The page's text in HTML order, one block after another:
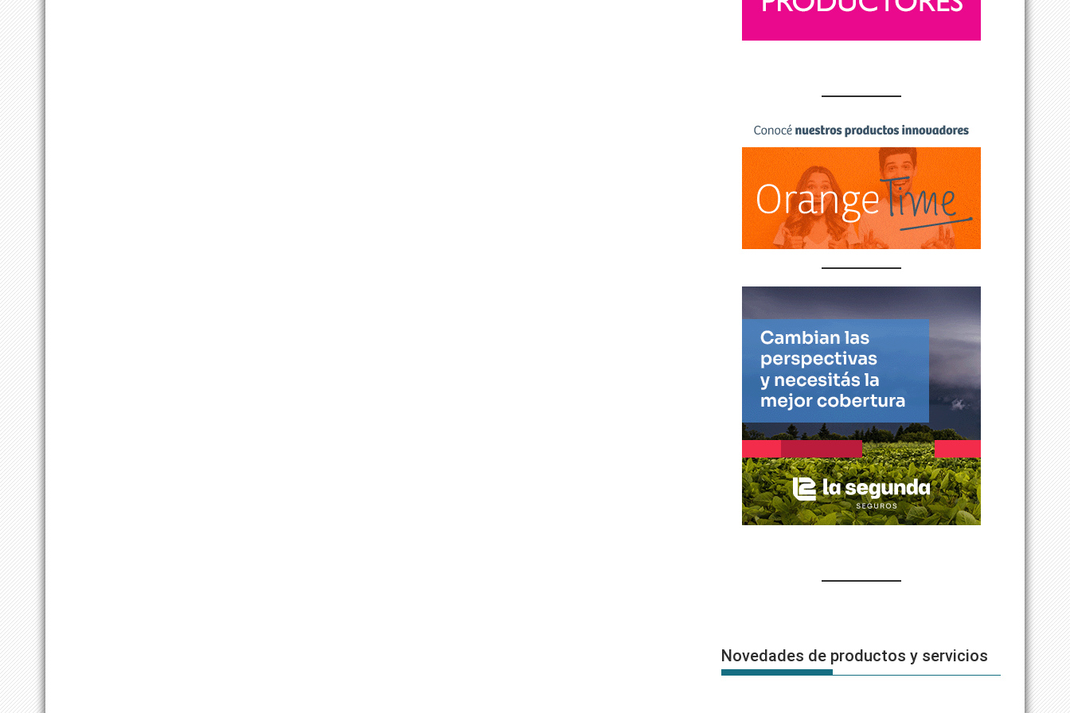
Novedades de productos y servicios